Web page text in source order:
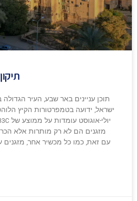
תוכן עניינים באר שבע, העיר הגדולה
ישראל, ידועה בטמפרטורות הקיץ
מזגנים הם לא רק מותרות אלא
עם זאת, כמו כל מכשיר אחר, מזגנים